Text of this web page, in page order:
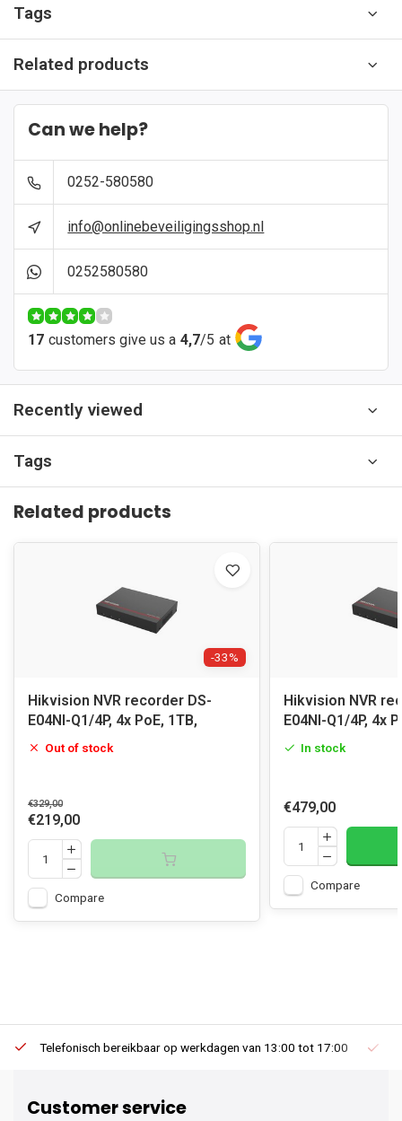
Tags
Related products
Can we help?
0252-580580
info@onlinebeveiligingsshop.nl
0252580580
17 customers give us a 4,7/5 at
Recently viewed
Tags
Related products
-33%
Hikvision NVR recorder DS-
E04NI-Q1/4P, 4x PoE, 1TB,
Out of stock
€329,00
€219,00
Compare
Hikvision NVR
E04NI-Q1/4P, 4x
In stock
€479,00
Compare
Telefonisch bereikbaar op werkdagen van 13:00 tot 17:00
Customer service